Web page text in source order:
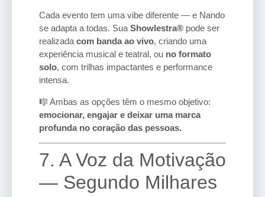
Cada evento tem uma vibe diferente — e Nando
se adapta a todas. SuaShowlestra® pode ser
realizadacom banda ao vivo, criando uma
experiência musical e teatral, ou no formato
solo, com trilhas impactantes e performance
intensa.
🎼 Ambas as opções têm o mesmo objetivo:
emocionar, engajar e deixar uma marca
profunda no coração das pessoas.
7. A Voz da Motivação
— Segundo Milhares